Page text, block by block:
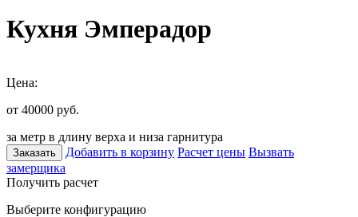
Кухня Эмперадор
Цена:
от 40000 руб.
за метр в длину верха и низа гарнитура
Заказать Добавить в корзину Расчет цены Вызвать
замерщика
Получить расчет
Выберите конфигурацию